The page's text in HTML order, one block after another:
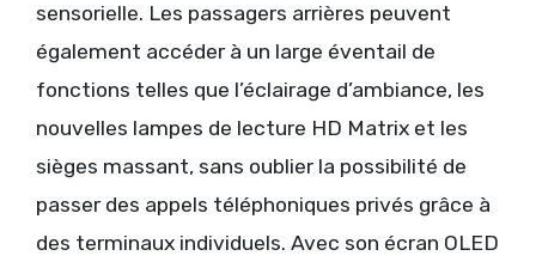
sensorielle. Les passagers arrières peuvent
également accéder à un large éventail de
fonctions telles que l’éclairage d’ambiance, les
nouvelles lampes de lecture HD Matrix et les
sièges massant, sans oublier la possibilité de
passer des appels téléphoniques privés grâce à
des terminaux individuels. Avec son écran OLED